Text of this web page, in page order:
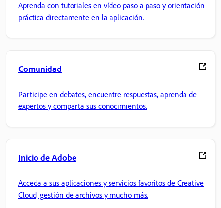
Aprenda con tutoriales en vídeo paso a paso y orientación
práctica directamente en la aplicación.
Comunidad
Participe en debates, encuentre respuestas, aprenda de
expertos y comparta sus conocimientos.
Inicio de Adobe
Acceda a sus aplicaciones y servicios favoritos de Creative
Cloud, gestión de archivos y mucho más.